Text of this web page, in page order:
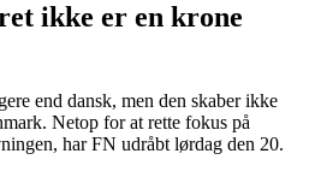
ikke er en krone
end dansk, men den skaber ikke
Netop for at rette fokus på
har FN udråbt lørdag den 20.